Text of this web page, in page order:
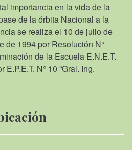
importancia en la vida de la
de la órbita Nacional a la
se realiza el 10 de julio de
de 1994 por Resolución N°
de la Escuela E.N.E.T.
N° 10 “Gral. Ing.